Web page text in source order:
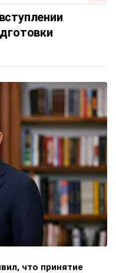
что принятие